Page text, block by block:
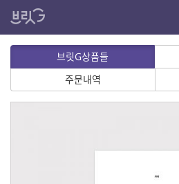
브릿G상품들
주문내역